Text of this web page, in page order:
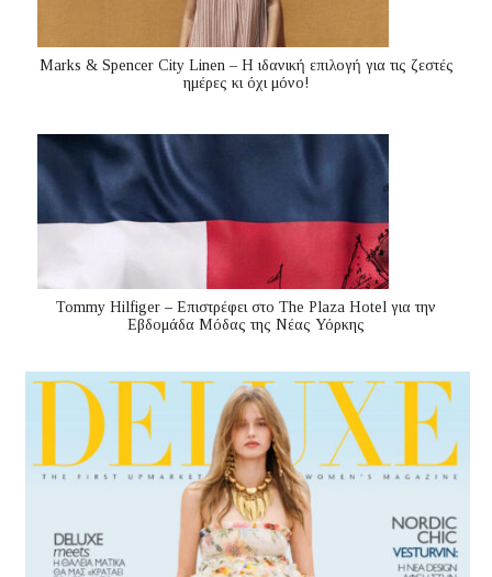
Marks & Spencer City Linen – Η ιδανική επιλογή για τις ζεστές
ημέρες κι όχι μόνο!
Tommy Hilfiger – Επιστρέφει στο The Plaza Hotel για την
Εβδομάδα Μόδας της Νέας Υόρκης